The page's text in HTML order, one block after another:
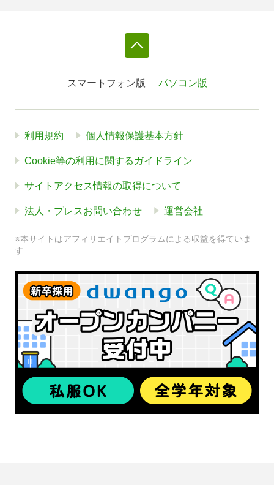
スマートフォン版 パソコン版
利用規約 個人情報保護基本方針
Cookie等の利用に関するガイドライン
サイトアクセス情報の取得について
法人・プレスお問い合わせ 運営会社
※本サイトはアフィリエイトプログラムによる収益を得ていま
す